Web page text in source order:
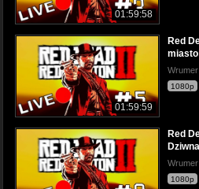
01:59:58
01:59:59
Red
Wrumer
1080p
Red
Wrumer
1080p